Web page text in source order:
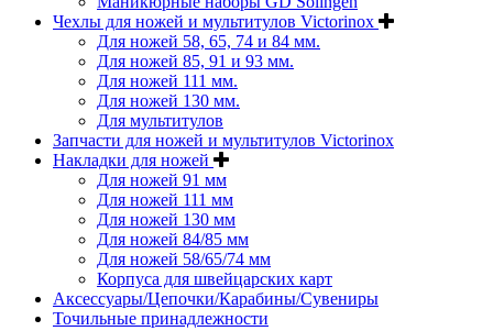
Чехлы для ножей и мультитулов Victorinox
Для ножей 58, 65, 74 и 84 мм.
Для ножей 85, 91 и 93 мм.
Для ножей 111 мм.
Для ножей 130 мм.
Для мультитулов
Запчасти для ножей и мультитулов Victorinox
Накладки для ножей
Для ножей 91 мм
Для ножей 111 мм
Для ножей 130 мм
Для ножей 84/85 мм
Для ножей 58/65/74 мм
Корпуса для швейцарских карт
Аксессуары/Цепочки/Карабины/Сувениры
Точильные принадлежности